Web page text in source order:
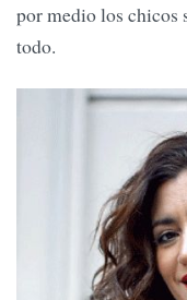
por medio los chicos
todo.